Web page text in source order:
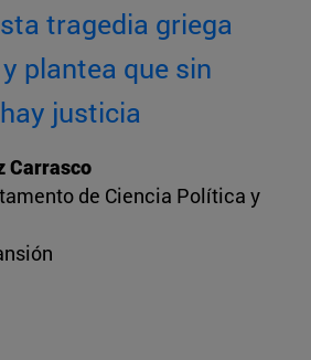
tragedia griega
plantea que sin
justicia
Carrasco
de Ciencia Política y